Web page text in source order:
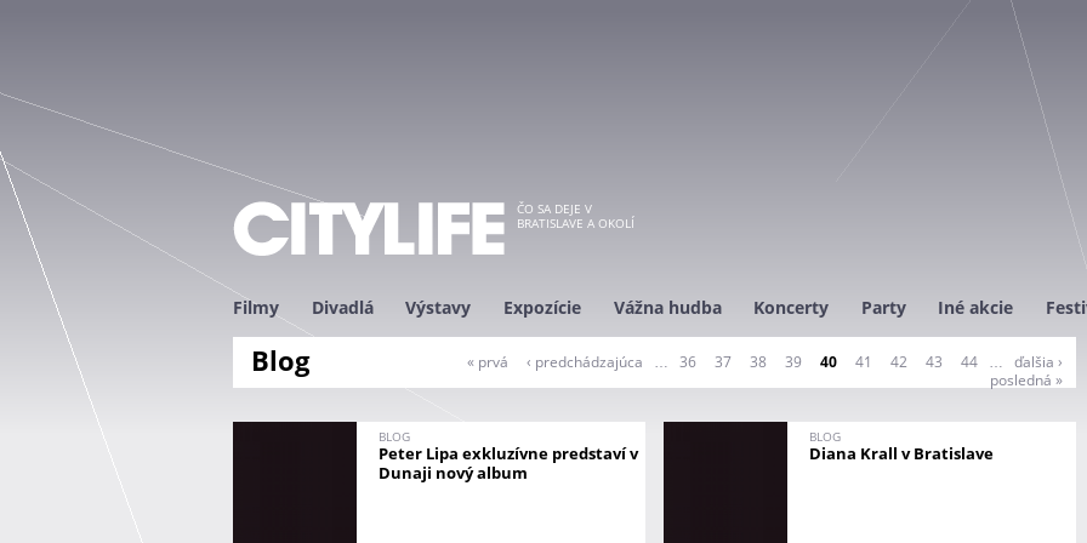
ČO SA DEJE V
BRATISLAVE A OKOLÍ
Filmy Divadlá Výstavy Expozície Vážna hudba Koncerty Party Iné akcie
Blog
t
« prvá ‹ predchádzajúca … 36 37 38 39 40 41 42 43 44 … ďalšia ›
posledná »
BLOG
Peter Lipa exkluzívne predstaví v
Dunaji nový album
BLOG
Diana Krall v Bratislave